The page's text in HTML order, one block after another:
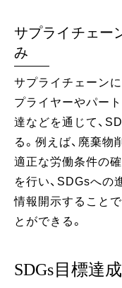
サプライチェー
み
サプライチェーン
プライヤーやパー
達などを通じて、
る。例えば、廃棄物
適正な労働条件の
を行い、SDGsへの
情報開示すること
とができる。
SDGs目標達